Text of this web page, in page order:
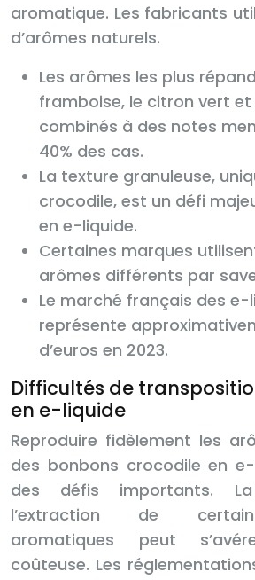
aromatique. Les fabricants
d’arômes naturels.
Les arômes les plus
framboise, le citron vert et
combinés à des notes
40% des cas.
La texture granuleuse,
crocodile, est un défi
en e-liquide.
Certaines marques
arômes différents par
Le marché français des e-
représente
d’euros en 2023.
Difficultés de
en e-liquide
Reproduire fidèlement les
des bonbons crocodile en
des défis importants.
l’extraction de
aromatiques peut
coûteuse. Les